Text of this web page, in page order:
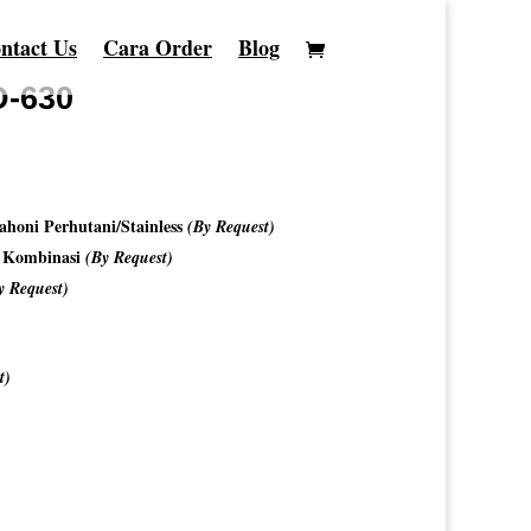
Us Cara Order Blog
630
Perhutani/Stainless (By Request)
(By Request)
Request)